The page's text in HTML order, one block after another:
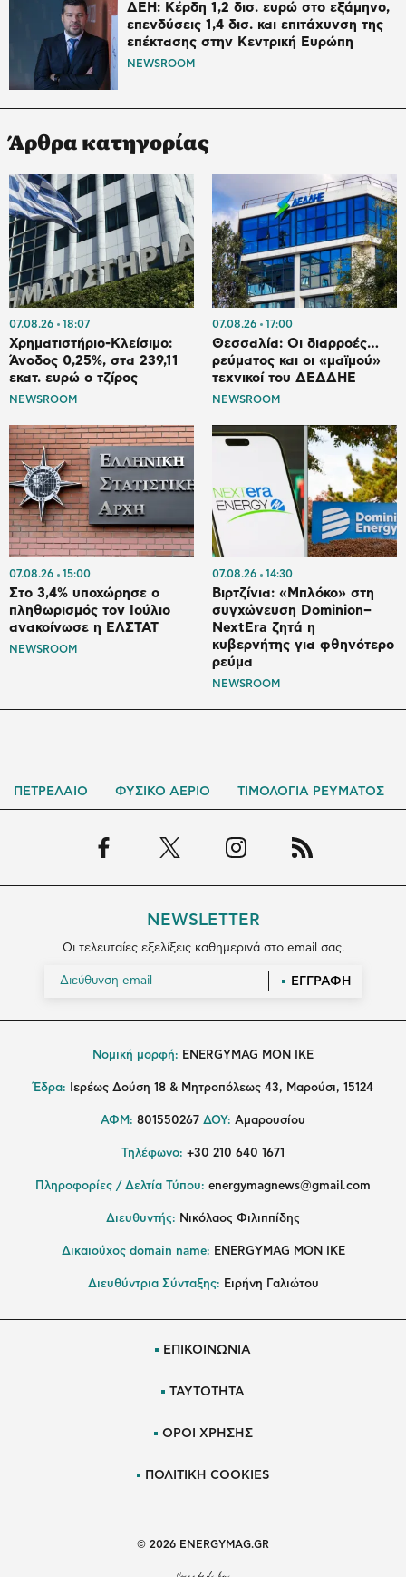
ΔΕΗ: Κέρδη 1,2 δισ. ευρώ στο εξάμηνο,
επενδύσεις 1,4 δισ. και επιτάχυνση της
επέκτασης στην Κεντρική Ευρώπη
NEWSROOM
Άρθρα κατηγορίας
07.08.26 18:07
Χρηματιστήριο-Κλείσιμο:
Άνοδος 0,25%, στα 239,11
εκατ. ευρώ ο τζίρος
NEWSROOM
07.08.26 17:00
Θεσσαλία: Οι διαρροές…
ρεύματος και οι «μαϊμού»
τεχνικοί του ΔΕΔΔΗΕ
NEWSROOM
07.08.26 15:00
Στο 3,4% υποχώρησε ο
πληθωρισμός τον Ιούλιο
ανακοίνωσε η ΕΛΣΤΑΤ
NEWSROOM
07.08.26 14:30
Βιρτζίνια: «Μπλόκο» στη
συγχώνευση Dominion–
NextEra ζητά η
κυβερνήτης για φθηνότερο
ρεύμα
NEWSROOM
ΠΕΤΡΕΛΑΙΟ ΦΥΣΙΚΟ ΑΕΡΙΟ ΤΙΜΟΛΟΓΙΑ ΡΕΥΜΑΤΟΣ
NEWSLETTER
Οι τελευταίες εξελίξεις καθημερινά στο email σας.
ΕΓΓΡΑΦΗ
Νομική μορφή: ENERGYMAG MON IKE
Έδρα: Ιερέως Δούση 18 & Μητροπόλεως 43, Μαρούσι, 15124
ΑΦΜ: 801550267 ΔΟΥ: Αμαρουσίου
Τηλέφωνο: +30 210 640 1671
Πληροφορίες / Δελτία Τύπου: energymagnews@gmail.com
Διευθυντής: Νικόλαος Φιλιππίδης
Δικαιούχος domain name: ENERGYMAG ΜΟΝ ΙΚΕ
Διευθύντρια Σύνταξης: Ειρήνη Γαλιώτου
ΕΠΙΚΟΙΝΩΝΙΑ
ΤΑΥΤΟΤΗΤΑ
ΟΡΟΙ ΧΡΗΣΗΣ
ΠΟΛΙΤΙΚΗ COOKIES
© 2026 ENERGYMAG.GR